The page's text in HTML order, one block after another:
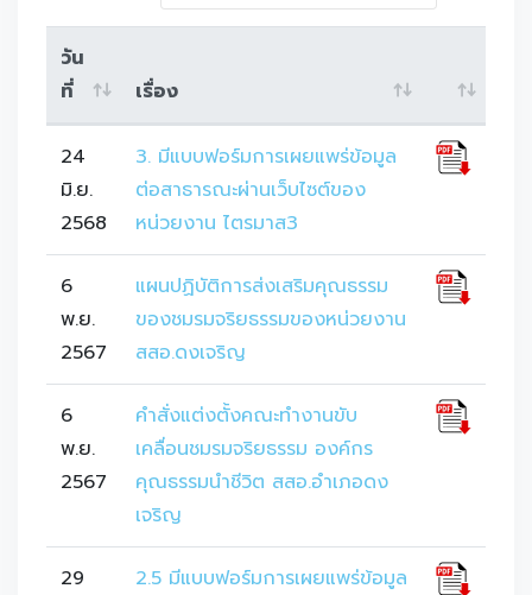
วัน
ที่
เรื่อง
24
มิ.ย.
2568
3. มีแบบฟอร์มการเผยแพร่ข้อมูล
ต่อสาธารณะผ่านเว็บไซต์ของ
หน่วยงาน ไตรมาส3
6
พ.ย.
2567
แผนปฏิบัติการส่งเสริมคุณธรรม
ของชมรมจริยธรรมของหน่วยงาน
สสอ.ดงเจริญ
6
พ.ย.
2567
คำสั่งแต่งตั้งคณะทำงานขับ
เคลื่อนชมรมจริยธรรม องค์กร
คุณธรรมนำชีวิต สสอ.อำเภอดง
เจริญ
29
2.5 มีแบบฟอร์มการเผยแพร่ข้อมูล